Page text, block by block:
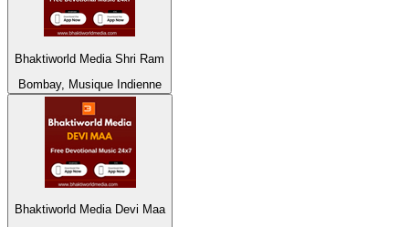
Bhaktiworld Media Shri Ram
Bombay, Musique Indienne
Bhaktiworld Media Devi Maa